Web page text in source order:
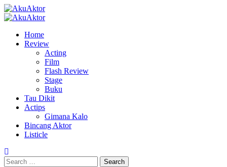
Skip
to
Primary
Home
Review
Acting
Film
Flash Review
Stage
Buku
Tau Dikit
Actips
Gimana Kalo
Bincang Aktor
Listicle
Search